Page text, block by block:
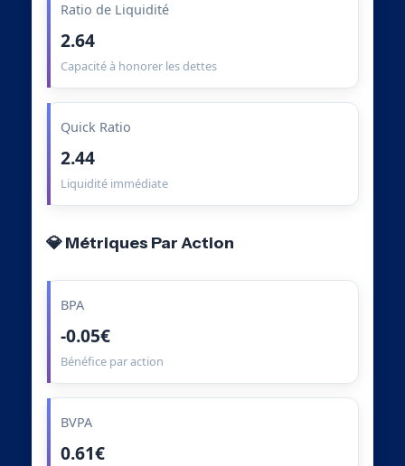
Ratio de Liquidité
2.64
Capacité à honorer les dettes
Quick Ratio
2.44
Liquidité immédiate
💎 Métriques Par Action
BPA
-0.05€
Bénéfice par action
BVPA
0.61€